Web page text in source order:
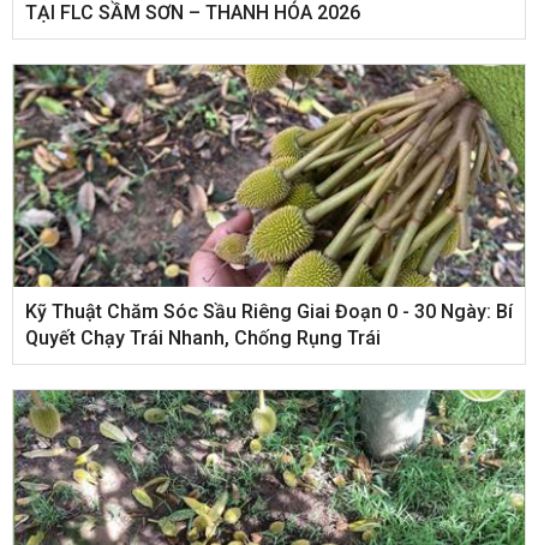
TẠI FLC SẦM SƠN – THANH HÓA 2026
Kỹ Thuật Chăm Sóc Sầu Riêng Giai Đoạn 0 - 30 Ngày: Bí
Quyết Chạy Trái Nhanh, Chống Rụng Trái